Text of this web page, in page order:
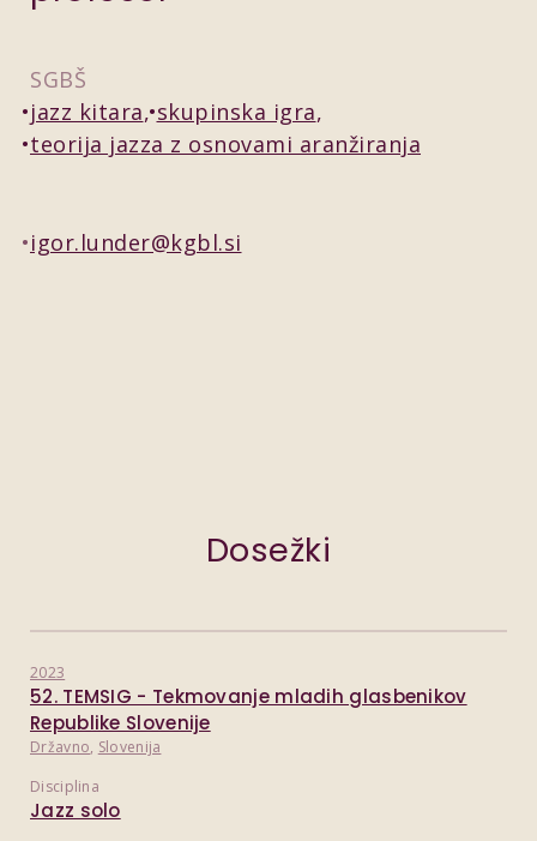
SGBŠ
jazz kitara skupinska igra
teorija jazza z osnovami aranžiranja
igor.lunder@kgbl.si
Dosežki
2023
52. TEMSIG - Tekmovanje mladih glasbenikov
Republike Slovenije
Državno, Slovenija
Disciplina
Jazz solo